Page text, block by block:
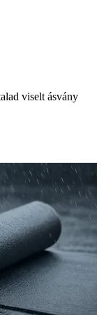
viselt ásvány